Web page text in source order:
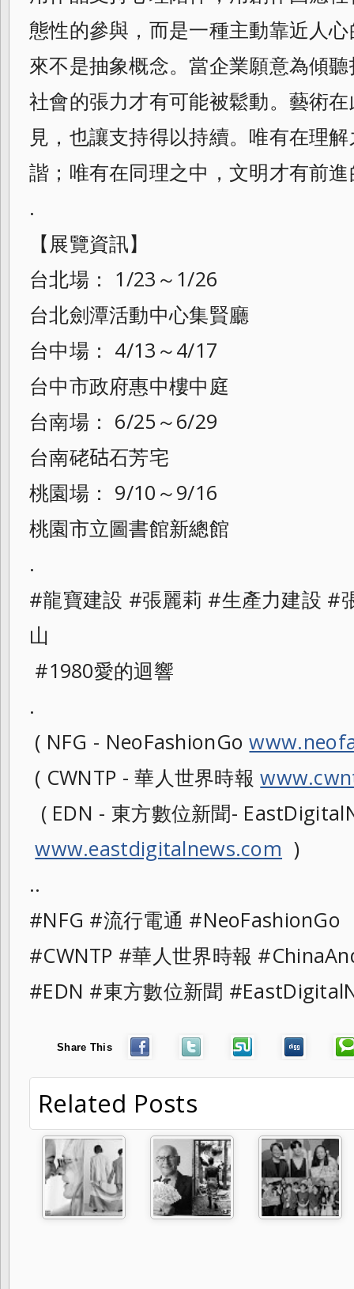
態性的參與，而是一種主動靠近人
來不是抽象概念。當企業願意為傾
社會的張力才有可能被鬆動。藝術
見，也讓支持得以持續。唯有在理
諧；唯有在同理之中，文明才有前
.
【展覽資訊】
台北場： 1/23～1/26
台北劍潭活動中心集賢廳
台中場： 4/13～4/17
台中市政府惠中樓中庭
台南場： 6/25～6/29
台南硓𥑮石芳宅
桃園場： 9/10～9/16
桃園市立圖書館新總館
.
#龍寶建設 #張麗莉 #生產力建設 #
山
#1980愛的迴響
.
( NFG - NeoFashionGo
( CWNTP - 華人世界時報
( EDN - 東方數位新聞-
www.eastdigitalnews.com )
..
#NFG #流行電通
#CWNTP #華人世界時報
#EDN #東方數位新聞
Share This
Related Posts